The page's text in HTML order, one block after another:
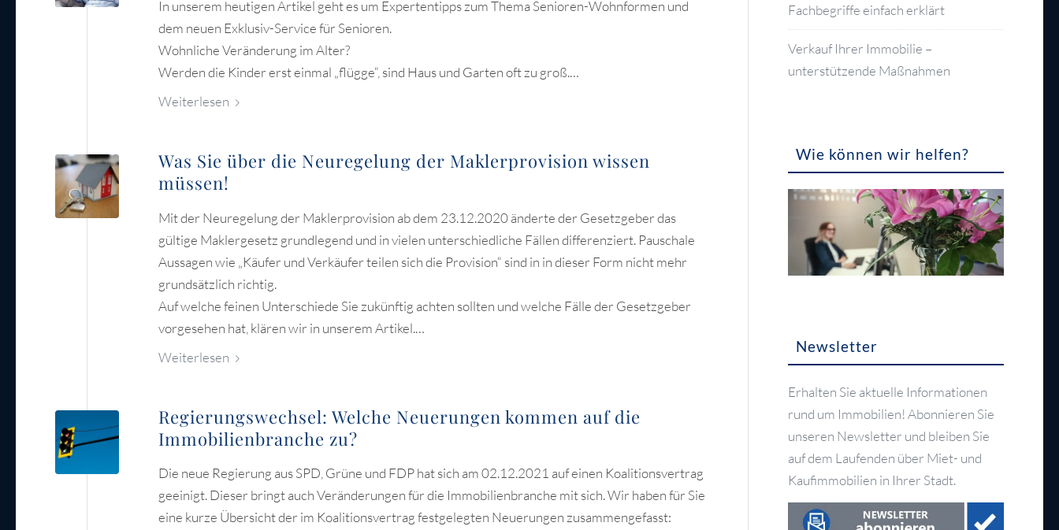
In unserem heutigen Artikel geht es um Expertentipps zum Thema Senioren-Wohnformen und
dem neuen Exklusiv-Service für Senioren.
Wohnliche Veränderung im Alter?
Werden die Kinder erst einmal „flügge“, sind Haus und Garten oft zu groß.…
Weiterlesen
Was Sie über die Neuregelung der Maklerprovision wissen
müssen!
Mit der Neuregelung der Maklerprovision ab dem 23.12.2020 änderte der Gesetzgeber das
gültige Maklergesetz grundlegend und in vielen unterschiedliche Fällen differenziert. Pauschale
Aussagen wie „Käufer und Verkäufer teilen sich die Provision“ sind in in dieser Form nicht mehr
grundsätzlich richtig.
Auf welche feinen Unterschiede Sie zukünftig achten sollten und welche Fälle der Gesetzgeber
vorgesehen hat, klären wir in unserem Artikel.…
Weiterlesen
Regierungswechsel: Welche Neuerungen kommen auf die
Immobilienbranche zu?
Die neue Regierung aus SPD, Grüne und FDP hat sich am 02.12.2021 auf einen Koalitionsvertrag
geeinigt. Dieser bringt auch Veränderungen für die Immobilienbranche mit sich. Wir haben für Sie
eine kurze Übersicht der im Koalitionsvertrag festgelegten Neuerungen zusammengefasst:
Fachbegriffe einfach erklärt
Verkauf Ihrer Immobilie –
unterstützende Maßnahmen
Wie können wir helfen?
Newsletter
Erhalten Sie aktuelle Informationen
rund um Immobilien! Abonnieren Sie
unseren Newsletter und bleiben Sie
auf dem Laufenden über Miet- und
Kaufimmobilien in Ihrer Stadt.